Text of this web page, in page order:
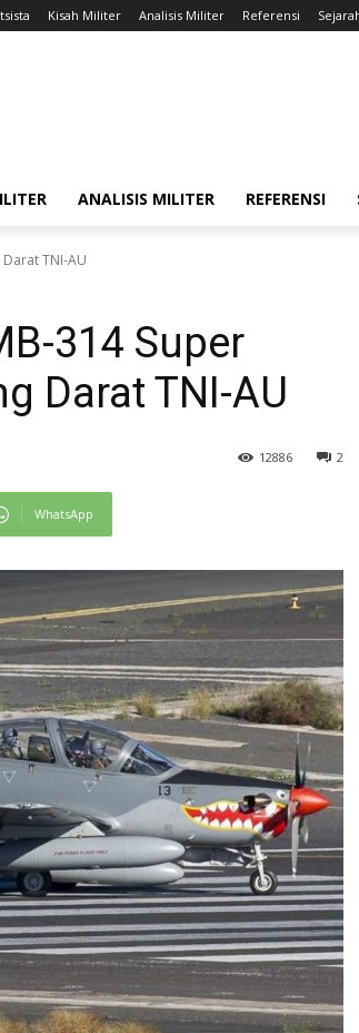
Kisah Militer Analisis Militer Referensi
ANALISIS MILITER REFERENSI
TNI-AU
314 Super
Darat TNI-AU
2
12886
WhatsApp